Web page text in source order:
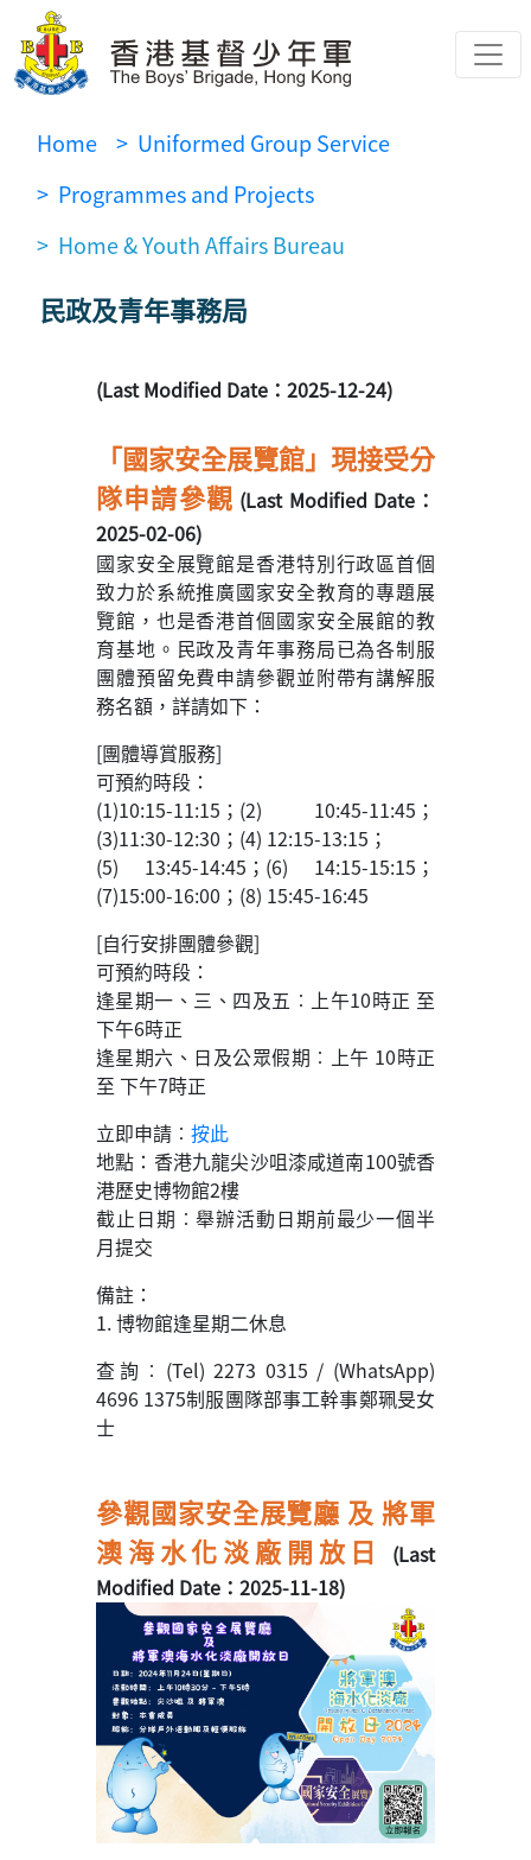
Home > Uniformed Group Service
> Programmes and Projects
> Home & Youth Affairs Bureau
民政及青年事務局
(Last Modified Date：2025-12-24)
「國家安全展覽館」現接受分
隊申請參觀 (Last Modified Date：
2025-02-06)
國家安全展覽館是香港特別行政區首個
致力於系統推廣國家安全教育的專題展
覽館，也是香港首個國家安全展館的教
育基地。民政及青年事務局已為各制服
團體預留免費申請參觀並附帶有講解服
務名額，詳請如下：
[團體導賞服務]
可預約時段：
(1)10:15-11:15；(2) 10:45-11:45；
(3)11:30-12:30；(4) 12:15-13:15；
(5) 13:45-14:45；(6) 14:15-15:15；
(7)15:00-16:00；(8) 15:45-16:45
[自行安排團體參觀]
可預約時段：
逢星期一、三、四及五︰上午10時正 至
下午6時正
逢星期六、日及公眾假期︰上午 10時正
至 下午7時正
立即申請︰ 按此
地點：香港九龍尖沙咀漆咸道南100號香
港歷史博物館2樓
截止日期︰舉辦活動日期前最少一個半
月提交
備註：
1. 博物館逢星期二休息
查詢︰(Tel) 2273 0315 / (WhatsApp)
4696 1375制服團隊部事工幹事鄭珮旻女
士
參觀國家安全展覽廳 及 將軍
澳海水化淡廠開放日
(Last
Modified Date：2025-11-18)